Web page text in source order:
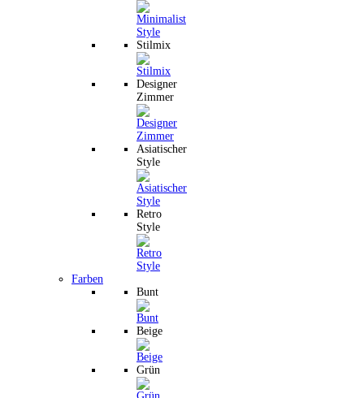
Stilmix
Designer
Zimmer
Asiatischer
Style
Retro
Style
Farben
Bunt
Beige
Grün